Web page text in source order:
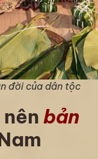
đời của dân tộc
bản